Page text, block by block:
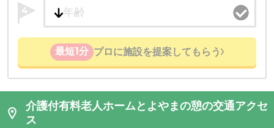
4
最短1分 プロに施設を提案してもらう
介護付有料老人ホームとよやまの憩の交通アクセ
ス